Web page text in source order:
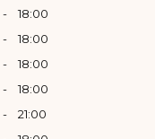
-
18:00
-
18:00
-
18:00
-
18:00
-
21:00